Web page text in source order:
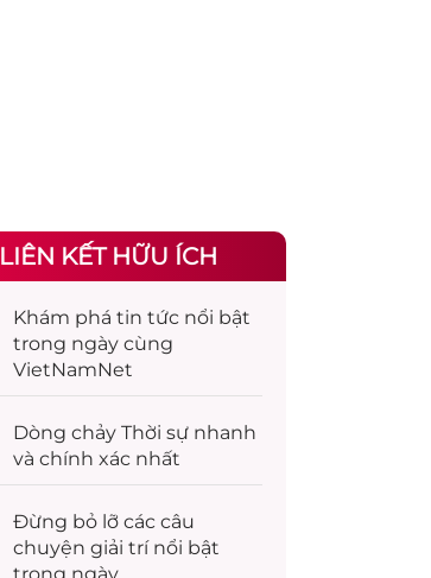
LIÊN KẾT HỮU ÍCH
Khám phá tin tức nổi bật
trong ngày cùng
VietNamNet
Dòng chảy Thời sự nhanh
và chính xác nhất
Đừng bỏ lỡ các câu
chuyện giải trínổi bật